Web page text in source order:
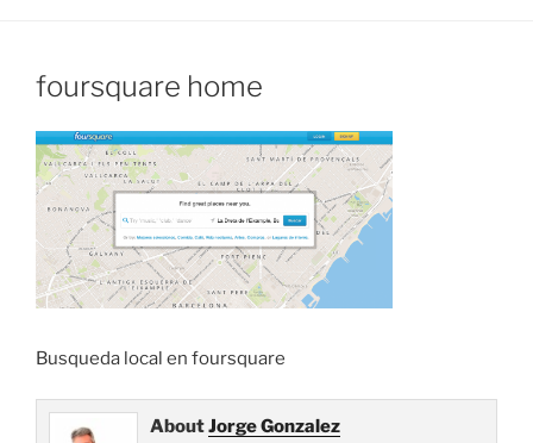
foursquare home
Busqueda local en foursquare
AboutJorge Gonzalez